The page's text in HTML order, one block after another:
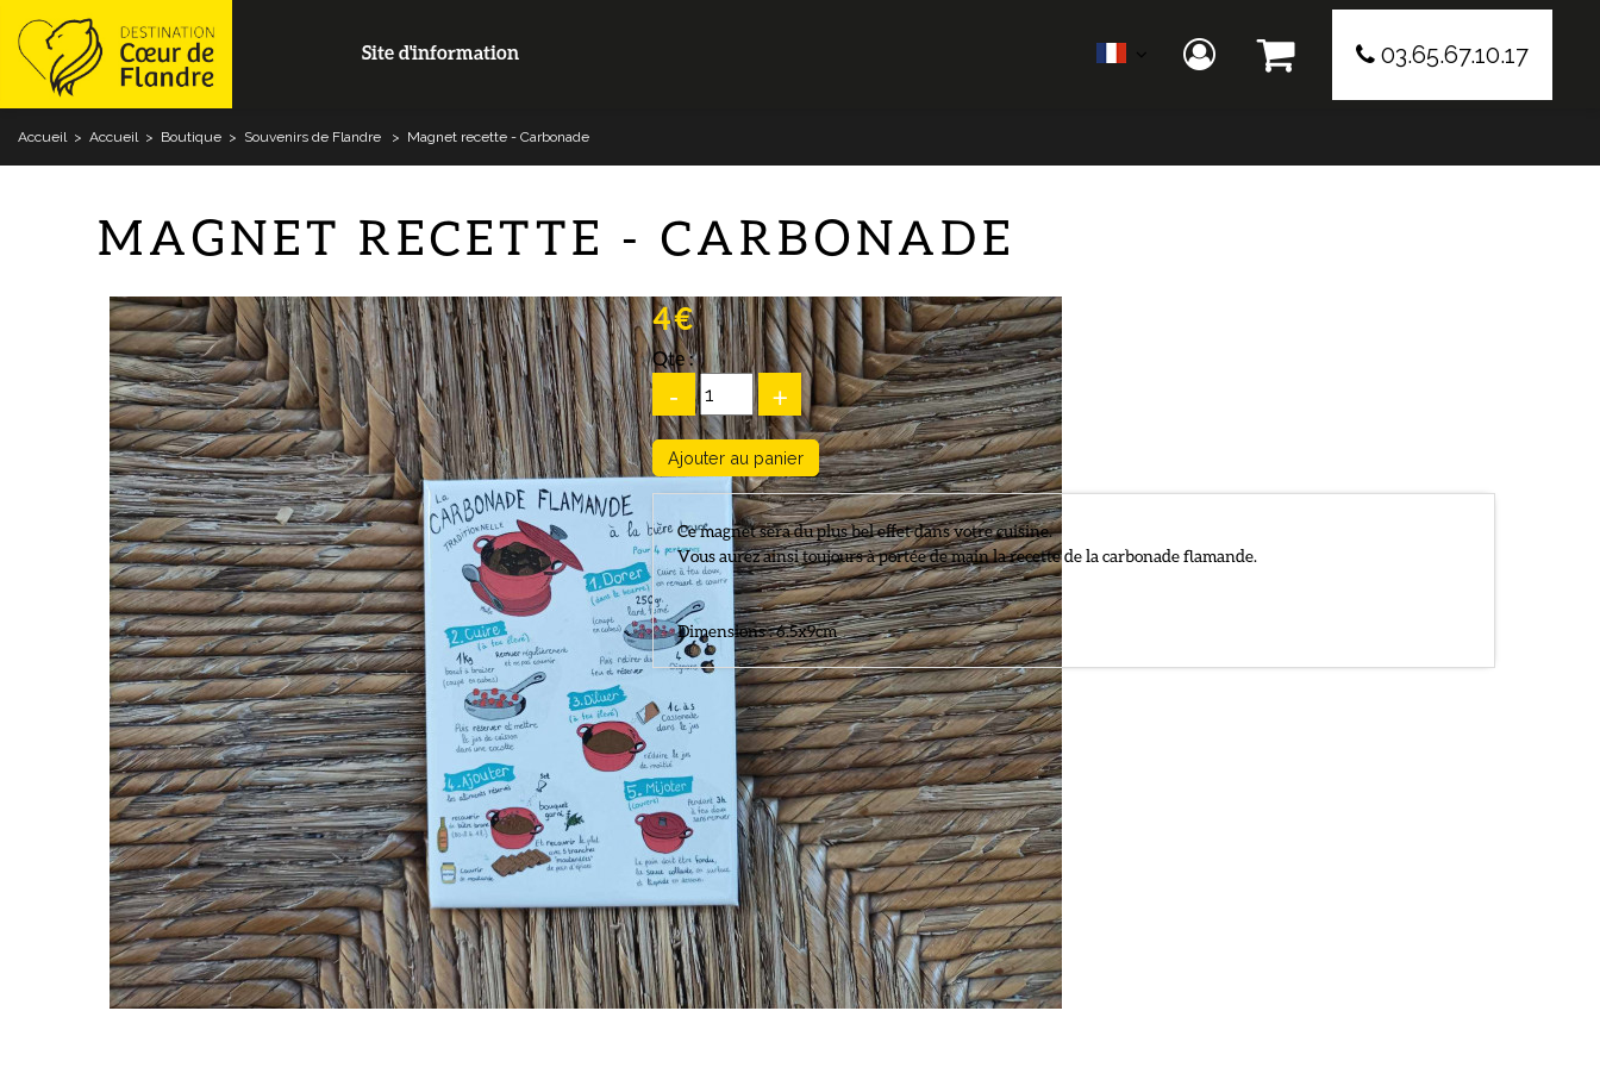
Site d'information 03.65.67.10.17
Accueil > Accueil > Boutique > Souvenirs de Flandre > Magnet recette - Carbonade
MAGNET RECETTE - CARBONADE
4 €
Qte :
- +
Ce magnet sera du plus bel effet dans votre cuisine.
Vous aurez ainsi toujours à portée de main la recette de la carbonade flamande.
Dimensions : 6.5x9cm